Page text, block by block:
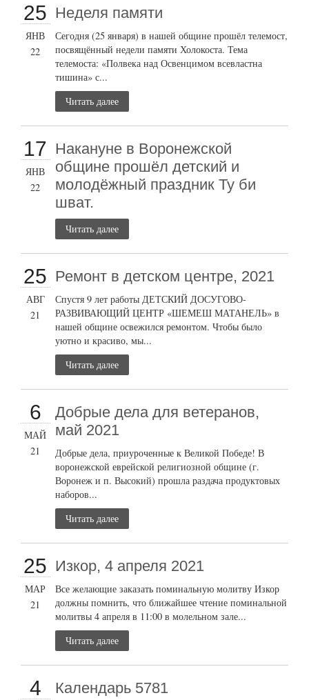
25
ЯНВ
22
Неделя памяти
Сегодня (25 января) в нашей общине прошёл телемост,
посвящённый недели памяти Холокоста. Тема
телемоста: «Полвека над Освенцимом всевластна
тишина» с...
Читать далее
17
ЯНВ
22
Накануне в Воронежской
общине прошёл детский и
молодёжный праздник Ту би
шват.
Читать далее
25
АВГ
21
Ремонт в детском центре, 2021
Спустя 9 лет работы ДЕТСКИЙ ДОСУГОВО-
РАЗВИВАЮЩИЙ ЦЕНТР «ШЕМЕШ МАТАНЕЛЬ» в
нашей общине освежился ремонтом. Чтобы было
уютно и красиво, мы...
Читать далее
6
МАЙ
21
Добрые дела для ветеранов,
май 2021
Добрые дела, приуроченные к Великой Победе! В
воронежской еврейской религиозной общине (г.
Воронеж и п. Высокий) прошла раздача продуктовых
наборов...
Читать далее
25
МАР
21
Изкор, 4 апреля 2021
Все желающие заказать поминальную молитву Изкор
должны помнить, что ближайшее чтение поминальной
молитвы 4 апреля в 11:00 в молельном зале...
Читать далее
4 Календарь 5781